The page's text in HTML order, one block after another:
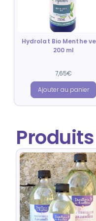
Hydrolat Bio Menthe
200 ml
Note
5.00
sur 5
7,65€
Ajouter au panier